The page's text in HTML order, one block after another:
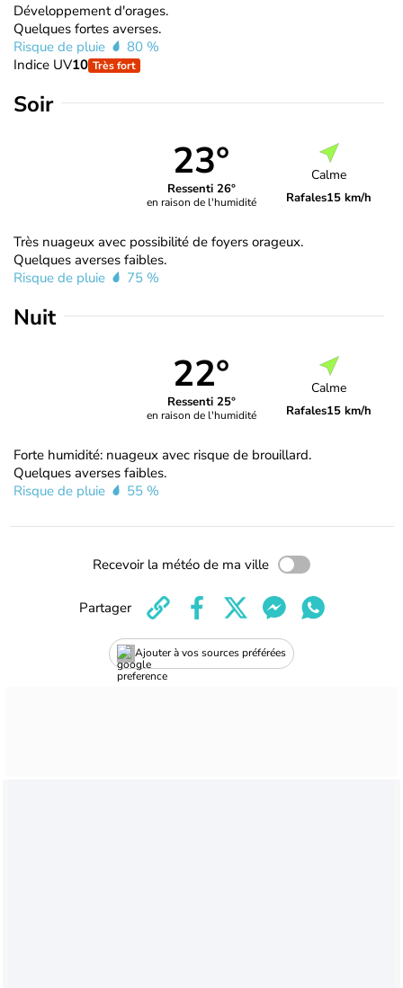
Développement d'orages.
Quelques fortes averses.
Risque de pluie
80 %
Indice UV10 Très fort
Soir
23°
Ressenti 26°
en raison de l'humidité
Calme
Rafales15 km/h
Très nuageux avec possibilité de foyers orageux.
Quelques averses faibles.
Risque de pluie
75 %
Nuit
22°
Ressenti 25°
en raison de l'humidité
Calme
Rafales15 km/h
Forte humidité: nuageux avec risque de brouillard.
Quelques averses faibles.
Risque de pluie
55 %
Recevoir la météo de ma ville
Ajouter à vos sources préférées
Partager